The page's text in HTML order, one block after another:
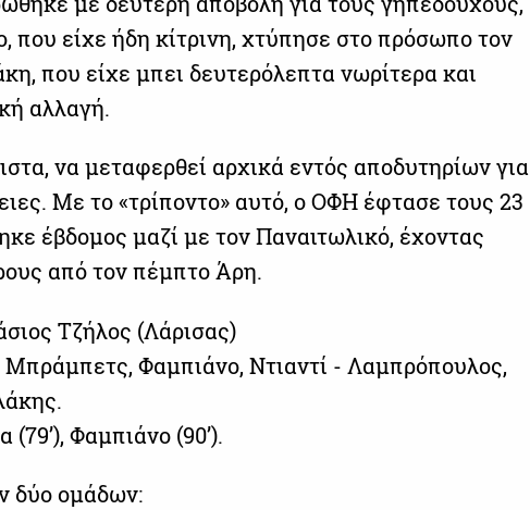
που είχε ήδη κίτρινη, χτύπησε στο πρόσωπο τον
που είχε μπει δευτερόλεπτα νωρίτερα και
αλλαγή.
να μεταφερθεί αρχικά εντός αποδυτηρίων για
Με το «τρίποντο» αυτό, ο ΟΦΗ έφτασε τους 23
έβδομος μαζί με τον Παναιτωλικό, έχοντας
από τον πέμπτο Άρη.
Τζήλος (Λάρισας)
Μπράμπετς, Φαμπιάνο, Ντιαντί - Λαμπρόπουλος,
Φαμπιάνο (90’).
δύο ομάδων: